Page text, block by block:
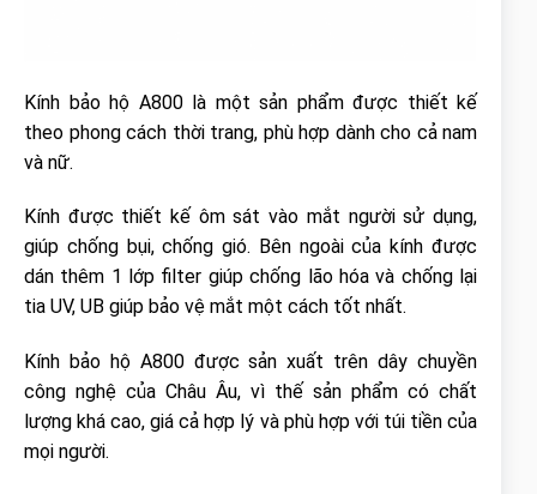
Kính bảo hộ A800 là một sản phẩm được thiết kế
theo phong cách thời trang, phù hợp dành cho cả nam
và nữ.
Kính được thiết kế ôm sát vào mắt người sử dụng,
giúp chống bụi, chống gió. Bên ngoài của kính được
dán thêm 1 lớp filter giúp chống lão hóa và chống lại
tia UV, UB giúp bảo vệ mắt một cách tốt nhất.
Kính bảo hộ A800 được sản xuất trên dây chuyền
công nghệ của Châu Âu, vì thế sản phẩm có chất
lượng khá cao, giá cả hợp lý và phù hợp với túi tiền của
mọi người.